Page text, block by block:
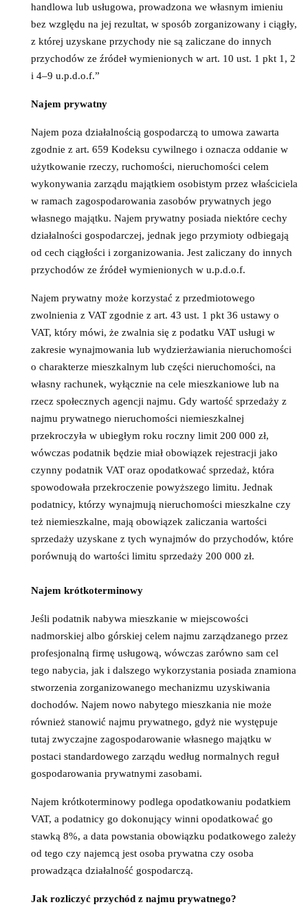
handlowa lub usługowa, prowadzona we własnym imieniu
bez względu na jej rezultat, w sposób zorganizowany i ciągły,
z której uzyskane przychody nie są zaliczane do innych
przychodów ze źródeł wymienionych w art. 10 ust. 1 pkt 1, 2
i 4–9 u.p.d.o.f.”
Najem prywatny
Najem poza działalnością gospodarczą to umowa zawarta
zgodnie z art. 659 Kodeksu cywilnego i oznacza oddanie w
użytkowanie rzeczy, ruchomości, nieruchomości celem
wykonywania zarządu majątkiem osobistym przez właściciela
w ramach zagospodarowania zasobów prywatnych jego
własnego majątku. Najem prywatny posiada niektóre cechy
działalności gospodarczej, jednak jego przymioty odbiegają
od cech ciągłości i zorganizowania. Jest zaliczany do innych
przychodów ze źródeł wymienionych w u.p.d.o.f.
Najem prywatny może korzystać z przedmiotowego
zwolnienia z VAT zgodnie z art. 43 ust. 1 pkt 36 ustawy o
VAT, który mówi, że zwalnia się z podatku VAT usługi w
zakresie wynajmowania lub wydzierżawiania nieruchomości
o charakterze mieszkalnym lub części nieruchomości, na
własny rachunek, wyłącznie na cele mieszkaniowe lub na
rzecz społecznych agencji najmu. Gdy wartość sprzedaży z
najmu prywatnego nieruchomości niemieszkalnej
przekroczyła w ubiegłym roku roczny limit 200 000 zł,
wówczas podatnik będzie miał obowiązek rejestracji jako
czynny podatnik VAT oraz opodatkować sprzedaż, która
spowodowała przekroczenie powyższego limitu. Jednak
podatnicy, którzy wynajmują nieruchomości mieszkalne czy
też niemieszkalne, mają obowiązek zaliczania wartości
sprzedaży uzyskane z tych wynajmów do przychodów, które
porównują do wartości limitu sprzedaży 200 000 zł.
Najem krótkoterminowy
Jeśli podatnik nabywa mieszkanie w miejscowości
nadmorskiej albo górskiej celem najmu zarządzanego przez
profesjonalną firmę usługową, wówczas zarówno sam cel
tego nabycia, jak i dalszego wykorzystania posiada znamiona
stworzenia zorganizowanego mechanizmu uzyskiwania
dochodów. Najem nowo nabytego mieszkania nie może
również stanowić najmu prywatnego, gdyż nie występuje
tutaj zwyczajne zagospodarowanie własnego majątku w
postaci standardowego zarządu według normalnych reguł
gospodarowania prywatnymi zasobami.
Najem krótkoterminowy podlega opodatkowaniu podatkiem
VAT, a podatnicy go dokonujący winni opodatkować go
stawką 8%, a data powstania obowiązku podatkowego zależy
od tego czy najemcą jest osoba prywatna czy osoba
prowadząca działalność gospodarczą.
Jak rozliczyć przychód z najmu prywatnego?